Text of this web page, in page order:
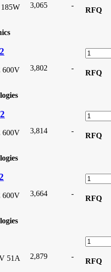
3,065 -
RFQ
600V
3,802 -
RFQ
600V
3,814 -
RFQ
600V
3,664 -
RFQ
51A
2,879 -
RFQ